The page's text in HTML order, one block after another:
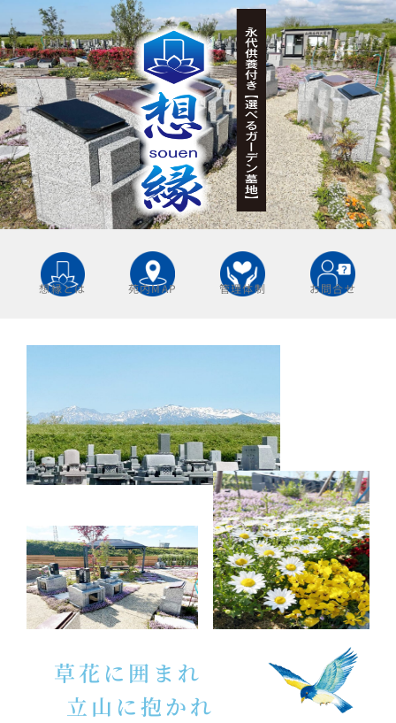
想縁とは 苑内MAP 管理体制 お問合せ
草花に囲まれ
立山に抱かれ